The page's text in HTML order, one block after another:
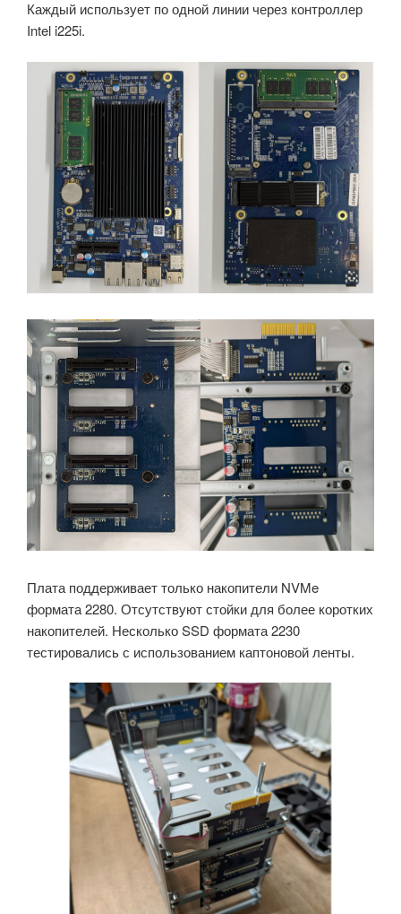
Каждый использует по одной линии через контроллер
Intel i225i.
Плата поддерживает только накопители NVMe
формата 2280. Отсутствуют стойки для более коротких
накопителей. Несколько SSD формата 2230
тестировались с использованием каптоновой ленты.